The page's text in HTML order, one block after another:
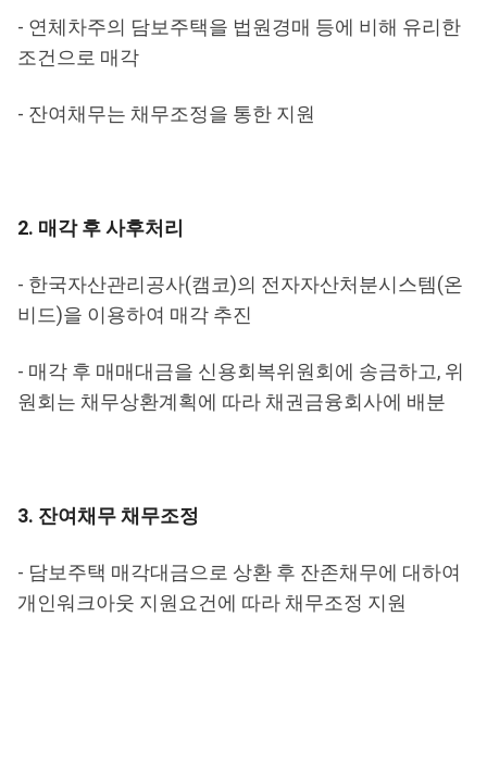
- 연체차주의 담보주택을 법원경매 등에 비해 유리한
조건으로 매각
- 잔여채무는 채무조정을 통한 지원
2. 매각 후 사후처리
- 한국자산관리공사(캠코)의 전자자산처분시스템(온
비드)을 이용하여 매각 추진
- 매각 후 매매대금을 신용회복위원회에 송금하고, 위
원회는 채무상환계획에 따라 채권금융회사에 배분
3. 잔여채무 채무조정
- 담보주택 매각대금으로 상환 후 잔존채무에 대하여
개인워크아웃 지원요건에 따라 채무조정 지원